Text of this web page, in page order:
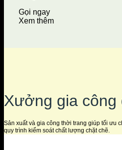
Gọi ngay
Xem thêm
Xưởng gia công
Sản xuất và gia công thời trang giúp tối ưu
quy trình kiểm soát chất lượng chặt chẽ.